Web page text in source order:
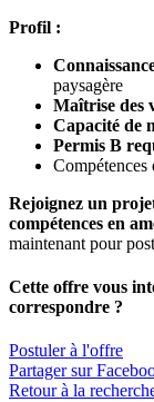
Profil :
paysagère
Maîtrise des
Capacité de
Permis B
Compétences
Rejoignez un
compétences en
maintenant pour
Cette offre vous
correspondre ?
Postuler à l'offre
Partager sur
Retour à la